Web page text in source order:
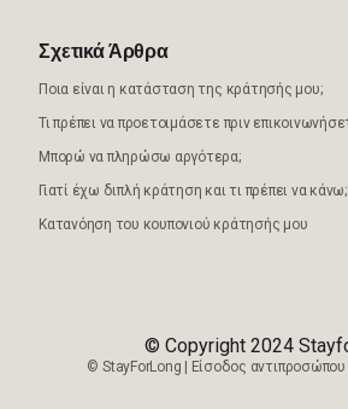
Σχετικά Άρθρα
Ποια είναι η κατάσταση της κράτησής μου;
Τι πρέπει να προετοιμάσετε πριν
Μπορώ να πληρώσω αργότερα;
Γιατί έχω διπλή κράτηση και τι πρέπει να κάνω;
Κατανόηση του κουπονιού κράτησής μου
© Copyright 2024
© StayForLong Είσοδος αντιπροσώπου